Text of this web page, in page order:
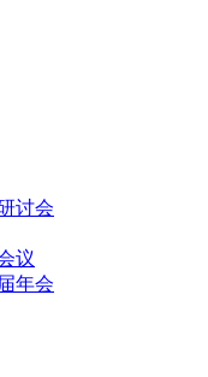
讨会
议
年会